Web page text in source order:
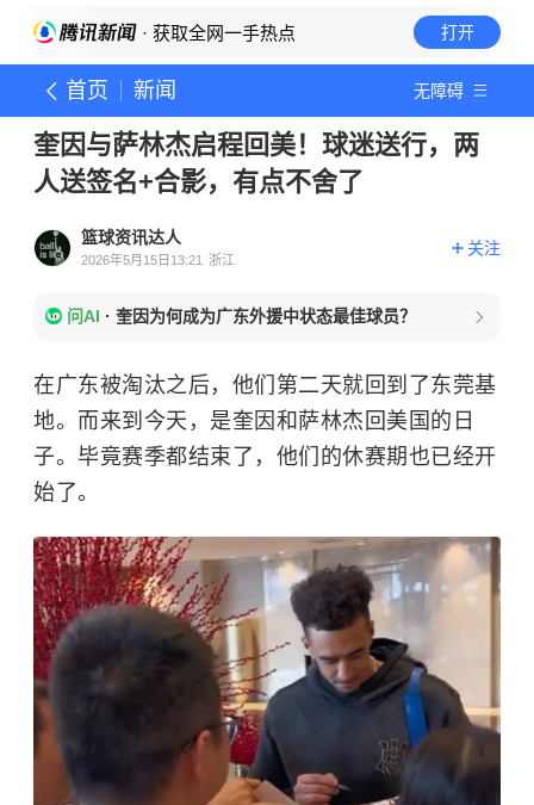
· 获取全网一手热点 打开
首页 新闻 无障碍
奎因与萨林杰启程回美！球迷送行，两
人送签名+合影，有点不舍了
篮球资讯达人
2026年5月15日13:21 浙江
关注
问AI · 奎因为何成为广东外援中状态最佳球员？
在广东被淘汰之后，他们第二天就回到了东莞基
地。而来到今天，是奎因和萨林杰回美国的日
子。毕竟赛季都结束了，他们的休赛期也已经开
始了。